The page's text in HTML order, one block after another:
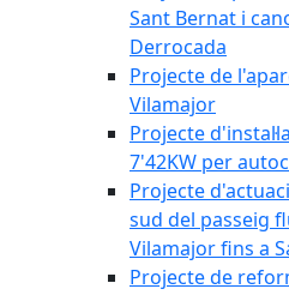
Sant Bernat i
Derrocada
Projecte de
Vilamajor
Projecte
7'42KW per
Projecte
sud del passeig
Vilamajor fins a
Projecte de